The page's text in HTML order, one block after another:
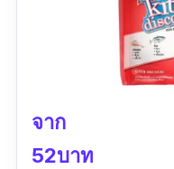
จาก
52บาท